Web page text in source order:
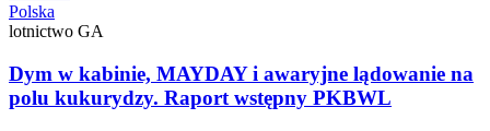
Polska
lotnictwo GA
Dym w kabinie, MAYDAY i awaryjne lądowanie na
polu kukurydzy. Raport wstępny PKBWL